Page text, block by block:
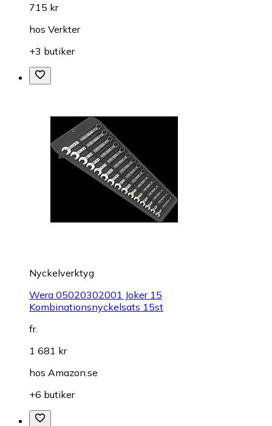
715 kr
hos Verkter
+3 butiker
Nyckelverktyg
Wera 05020302001 Joker 15
Kombinationsnyckelsats 15st
fr.
1 681 kr
hos Amazon.se
+6 butiker